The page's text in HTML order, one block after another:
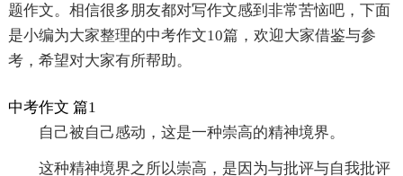
题作文。相信很多朋友都对写作文感到非常苦恼吧，下面
是小编为大家整理的中考作文10篇，欢迎大家借鉴与参
考，希望对大家有所帮助。
中考作文 篇1
自己被自己感动，这是一种崇高的精神境界。
这种精神境界之所以崇高，是因为与批评与自我批评